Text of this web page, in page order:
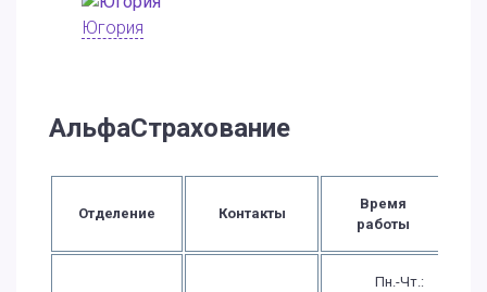
Югория
АльфаСтрахование
Отделение Контакты
Время
работы
Пн.-Чт.: